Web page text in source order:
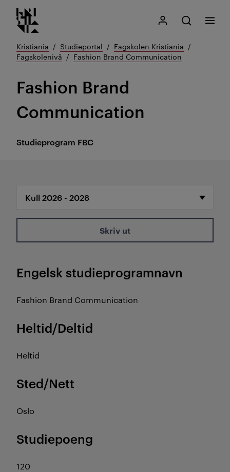
Gå
til
innhold
Kristiania logo
Mitt Kristiania
Åpne søk
Søk
Meny
Kristiania Studieportal
Fagskolen Kristiania
Fagskolenivå
Fashion Brand Communication
Studieprogram FBC
Fashion Brand
Communication
Skriv ut
Engelsk studieprogramnavn
Fashion Brand Communication
Heltid/Deltid
Heltid
Sted/Nett
Oslo
Studiepoeng
120